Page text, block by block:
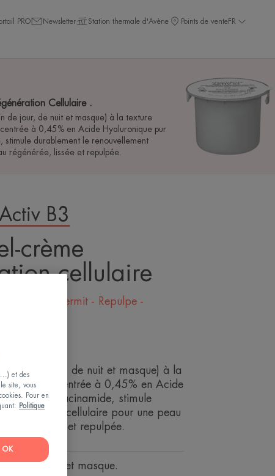
PRO Newsletter Station thermale d'Avène Points de venteFR
Cellulaire .
de jour, de nuit et masque) à la texture
à 0,45% en Acide Hyaluronique pur
stimule durablement le renouvellement
régénérée, lissée et repulpée.
B3
crème
cellulaire
- Raffermit - Repulpe -
(soin de jour, de nuit et masque) à la
Concentrée à 0,45% en Acide
et 6% en Niacinamide, stimule
cellulaire pour une peau
lissée et repulpée.
en 1 : crème et masque.
et des
site, vous
Pour en
Politique
OK